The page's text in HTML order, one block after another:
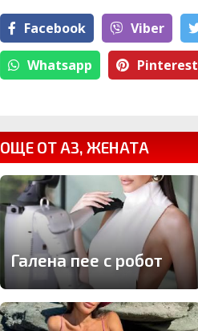
Facebook Viber
Whatsapp Pinterest
ОЩЕ ОТ АЗ, ЖЕНАТА
Галена пее с робот